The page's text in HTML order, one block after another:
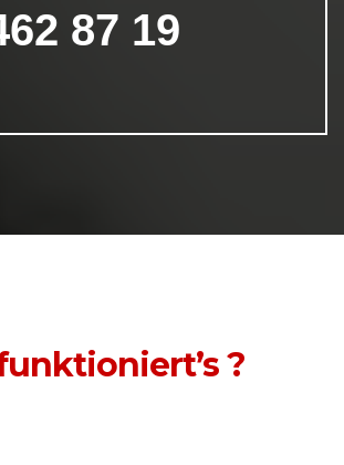
87 19
?